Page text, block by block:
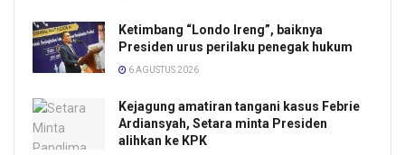
Ketimbang “Londo Ireng”, baiknya
Presiden urus perilaku penegak hukum
6 AGUSTUS 2026
Kejagung amatiran tangani kasus Febrie
Ardiansyah, Setara minta Presiden
alihkan ke KPK